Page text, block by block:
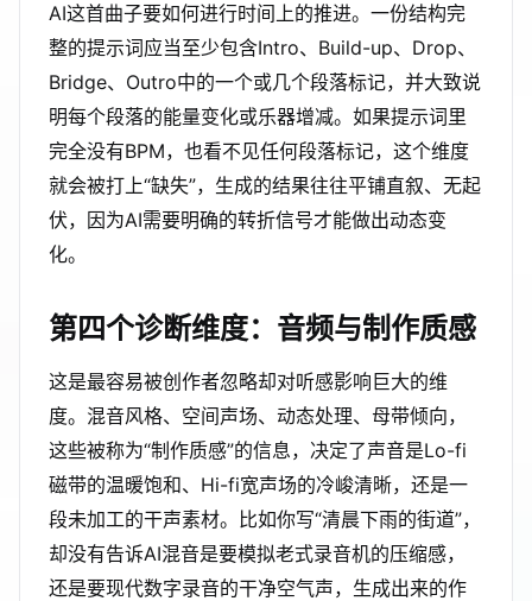
AI这首曲子要如何进行时间上的推进。一份结构完
整的提示词应当至少包含Intro、Build-up、Drop、
Bridge、Outro中的一个或几个段落标记，并大致说
明每个段落的能量变化或乐器增减。如果提示词里
完全没有BPM，也看不见任何段落标记，这个维度
就会被打上“缺失”，生成的结果往往平铺直叙、无起
伏，因为AI需要明确的转折信号才能做出动态变
化。
第四个诊断维度：音频与制作质感
这是最容易被创作者忽略却对听感影响巨大的维
度。混音风格、空间声场、动态处理、母带倾向，
这些被称为“制作质感”的信息，决定了声音是Lo-fi
磁带的温暖饱和、Hi-fi宽声场的冷峻清晰，还是一
段未加工的干声素材。比如你写“清晨下雨的街道”，
却没有告诉AI混音是要模拟老式录音机的压缩感，
还是要现代数字录音的干净空气声，生成出来的作